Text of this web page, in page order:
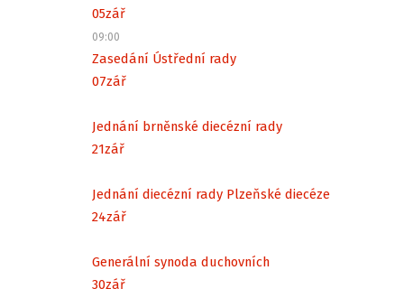
05zář
09:00
Zasedání Ústřední rady
07zář
Jednání brněnské diecézní rady
21zář
Jednání diecézní rady Plzeňské diecéze
24zář
Generální synoda duchovních
30zář